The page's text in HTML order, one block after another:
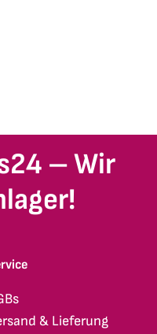
– Wir
& Lieferung